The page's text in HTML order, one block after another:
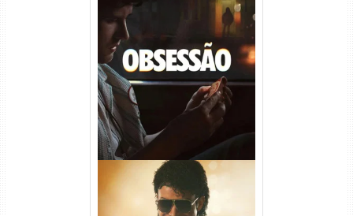
Obsessão Torrent (2026)
WEB-DL 1080p/4K Dual
Áudio